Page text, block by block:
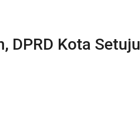
DPRD Kota Setuju